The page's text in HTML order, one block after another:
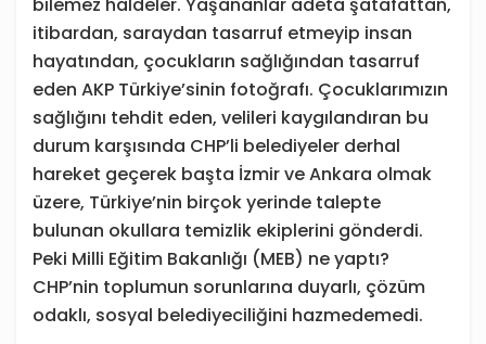
itibardan, saraydan tasarruf etmeyip insan
hayatından, çocukların sağlığından tasarruf
eden AKP Türkiye’sinin fotoğrafı. Çocuklarımızın
sağlığını tehdit eden, velileri kaygılandıran bu
durum karşısında CHP’li belediyeler derhal
hareket geçerek başta İzmir ve Ankara olmak
üzere, Türkiye’nin birçok yerinde talepte
bulunan okullara temizlik ekiplerini gönderdi.
Peki Milli Eğitim Bakanlığı (MEB) ne yaptı?
CHP’nin toplumun sorunlarına duyarlı, çözüm
odaklı, sosyal belediyeciliğini hazmedemedi.